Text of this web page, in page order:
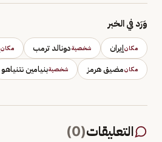
وَرَد في الخبر
مكانإيران شخصيةدونالد ترمب مكان
مكانمضيق هرمز شخصيةبنيامين نتنياهو
التعليقات(
0
)